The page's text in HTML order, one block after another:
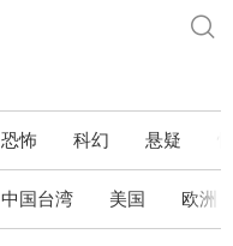
恐怖 科幻 悬疑
中国台湾 美国 欧洲